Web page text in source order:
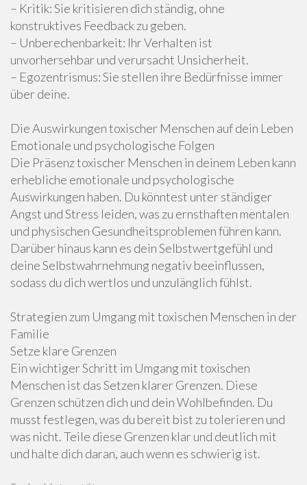
– Kritik: Sie kritisieren dich ständig, ohne
konstruktives Feedback zu geben.
– Unberechenbarkeit: Ihr Verhalten ist
unvorhersehbar und verursacht Unsicherheit.
– Egozentrismus: Sie stellen ihre Bedürfnisse immer
über deine.
Die Auswirkungen toxischer Menschen auf dein Leben
Emotionale und psychologische Folgen
Die Präsenz toxischer Menschen in deinem Leben kann
erhebliche emotionale und psychologische
Auswirkungen haben. Du könntest unter ständiger
Angst und Stress leiden, was zu ernsthaften mentalen
und physischen Gesundheitsproblemen führen kann.
Darüber hinaus kann es dein Selbstwertgefühl und
deine Selbstwahrnehmung negativ beeinflussen,
sodass du dich wertlos und unzulänglich fühlst.
Strategien zum Umgang mit toxischen Menschen in der
Familie
Setze klare Grenzen
Ein wichtiger Schritt im Umgang mit toxischen
Menschen ist das Setzen klarer Grenzen. Diese
Grenzen schützen dich und dein Wohlbefinden. Du
musst festlegen, was du bereit bist zu tolerieren und
was nicht. Teile diese Grenzen klar und deutlich mit
und halte dich daran, auch wenn es schwierig ist.